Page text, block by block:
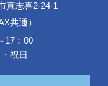
真志喜2-24-1
共通）
17：00
祝日